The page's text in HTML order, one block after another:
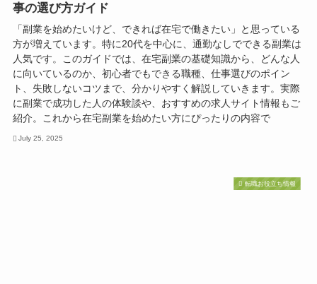
事の選び方ガイド
「副業を始めたいけど、できれば在宅で働きたい」と思っている
方が増えています。特に20代を中心に、通勤なしでできる副業は
人気です。このガイドでは、在宅副業の基礎知識から、どんな人
に向いているのか、初心者でもできる職種、仕事選びのポイン
ト、失敗しないコツまで、分かりやすく解説していきます。実際
に副業で成功した人の体験談や、おすすめの求人サイト情報もご
紹介。これから在宅副業を始めたい方にぴったりの内容で
July 25, 2025
転職お役立ち情報